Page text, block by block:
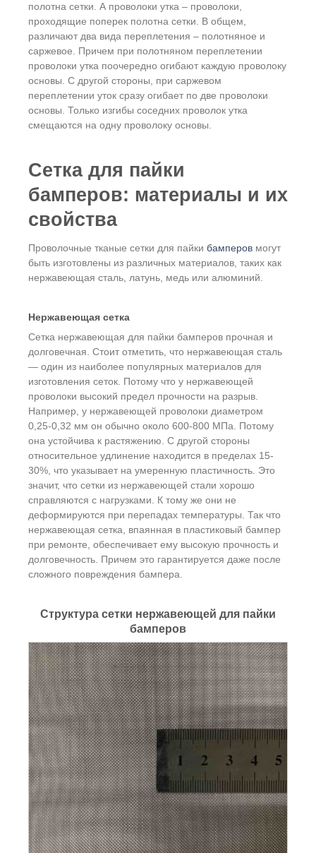
полотна сетки. А проволоки утка – проволоки,
проходящие поперек полотна сетки. В общем,
различают два вида переплетения – полотняное и
саржевое. Причем при полотняном переплетении
проволоки утка поочередно огибают каждую проволоку
основы. С другой стороны, при саржевом
переплетении уток сразу огибает по две проволоки
основы. Только изгибы соседних проволок утка
смещаются на одну проволоку основы.
Сетка для пайки
бамперов: материалы и их
свойства
Проволочные тканые сетки для пайки бамперов могут
быть изготовлены из различных материалов, таких как
нержавеющая сталь, латунь, медь или алюминий.
Нержавеющая сетка
Сетка нержавеющая для пайки бамперов прочная и
долговечная. Стоит отметить, что нержавеющая сталь
— один из наиболее популярных материалов для
изготовления сеток. Потому что у нержавеющей
проволоки высокий предел прочности на разрыв.
Например, у нержавеющей проволоки диаметром
0,25-0,32 мм он обычно около 600-800 МПа. Потому
она устойчива к растяжению. С другой стороны
относительное удлинение находится в пределах 15-
30%, что указывает на умеренную пластичность. Это
значит, что сетки из нержавеющей стали хорошо
справляются с нагрузками. К тому же они не
деформируются при перепадах температуры. Так что
нержавеющая сетка, впаянная в пластиковый бампер
при ремонте, обеспечивает ему высокую прочность и
долговечность. Причем это гарантируется даже после
сложного повреждения бампера.
Структура сетки нержавеющей для пайки
бамперов